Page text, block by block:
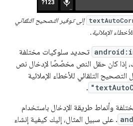
إلى توفير التصحيح التلقائي
للأخطاء الإملائية.
تحديد سلوكيات مختلفة
إذا كان حقل النص مخصّصًا لإدخال نص
التلقائي للأخطاء الإملائية
.
وأنماط طريقة الإدخال باستخدام
. على سبيل المثال، إليك كيفية إنشاء